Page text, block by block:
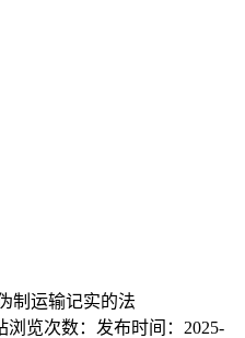
制运输记实的法
浏览次数： 发布时间： 2025-